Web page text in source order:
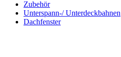
Zubehör
Unterspann-/ Unterdeckbahnen
Dachfenster